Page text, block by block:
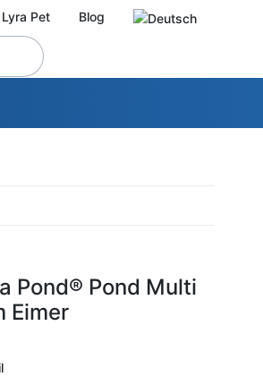
Pet Blog
Pond® Pond Multi
Eimer